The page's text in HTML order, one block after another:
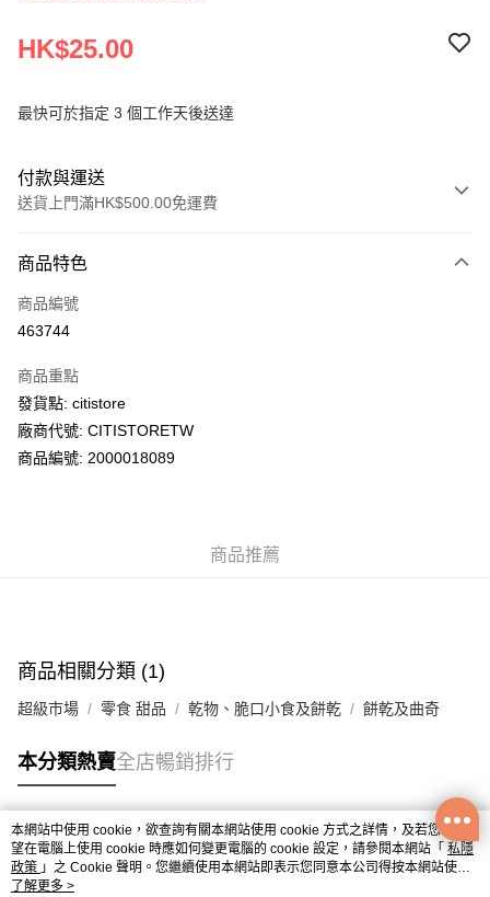
HK$25.00
最快可於指定 3 個工作天後送達
付款與運送
送貨上門滿HK$500.00免運費
信用卡
AlipayHK
WeChat Pay
送貨方式
每筆HK$50.00，滿HK$200.00或以上免運費
UNY 門市自取
商品特色
商品編號
463744
商品重點
發貨點: citistore
廠商代號: CITISTORETW
商品編號: 2000018089
商品推薦
商品相關分類 (1)
超級市場 零食 甜品 乾物、脆口小食及餅乾 餅乾及曲奇
本分類熱賣全店暢銷排行
熱門標籤
熱銷排行
本網站中使用 cookie，欲查詢有關本網站使用 cookie 方式之詳情，及若您不希
望在電腦上使用 cookie 時應如何變更電腦的 cookie 設定，請參閱本網站「 私隱
政策 」之 Cookie 聲明。您繼續使用本網站即表示您同意本公司得按本網站使用
條款之 Cookie 聲明使用 cookie。
了解更多 >